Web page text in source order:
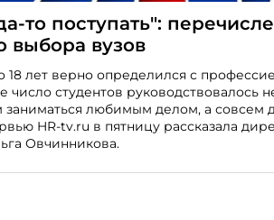
то поступать":
выбора вузов
18 лет верно определился с
число студентов руководствовалось
заниматься любимым делом, а совсем
HR-tv.ru в пятницу рассказала
Овчинникова.